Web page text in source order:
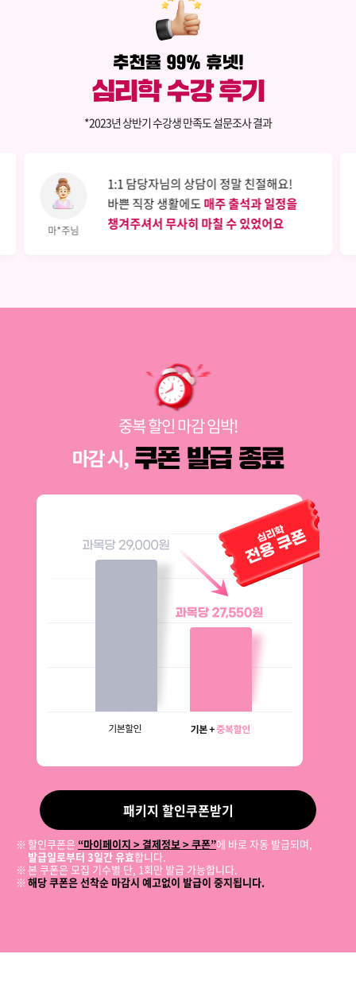
*2023년 상반기 수강생 만족도 설문조사 결과
마*주님
1:1 담당자님의 상담이 정말 친절해요!
바쁜 직장 생활에도매주 출석과 일정을
챙겨주셔서 무사히 마칠 수 있었어요
중복 할인 마감 임박!
패키지 할인쿠폰받기
할인쿠폰은 “마이페이지 > 결제정보 > 쿠폰”에 바로 자동 발급되며,
발급일로부터 3일간 유효합니다.
본 쿠폰은 모집 기수별 단, 1회만 발급 가능합니다.
해당 쿠폰은 선착순 마감시 예고없이 발급이 중지됩니다.